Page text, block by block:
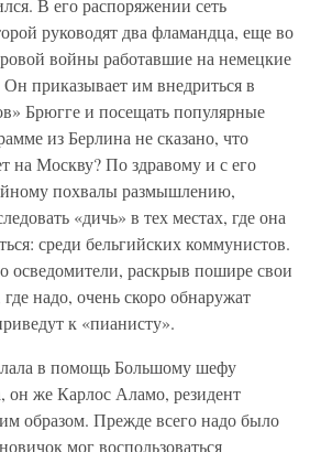
В его распоряжении сеть
руководят два фламандца, еще во
войны работавшие на немецкие
приказывает им внедриться в
Брюгге и посещать популярные
из Берлина не сказано, что
на Москву? По здравому и с его
похвалы размышлению,
«дичь» в тех местах, где она
среди бельгийских коммунистов.
осведомители, раскрыв пошире свои
надо, очень скоро обнаружат
к «пианисту».
в помощь Большому шефу
же Карлос Аламо, резидент
образом. Прежде всего надо было
мог воспользоваться